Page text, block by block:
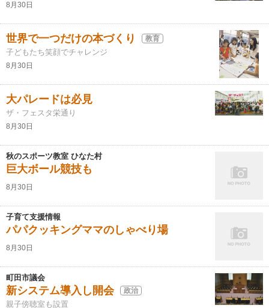
8月30日
世界で一つだけの本づくり 教育
子どもたち笑顔でチャレンジ
8月30日
大パレードは必見
ザ・フェスタ栄通り
8月30日
秋のスポーツ教室 ひなた村
巨大ボール競技も
8月30日
子育て支援情報
パパクッキングママのしゃべり場
8月30日
町田市議会
新システム導入し開会 政治
親子傍聴室も設置